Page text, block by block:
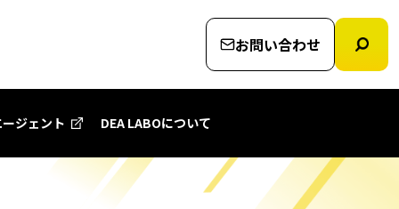
お問い合わせ
ジェント DEA LABOについて